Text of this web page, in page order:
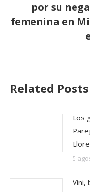
por su
femenina en
Related Posts
Los
5
Vini,